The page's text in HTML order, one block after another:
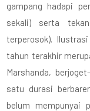
gampang hadapi
sekali) serta
terperosok).
tahun terakhir
Marshanda,
satu durasi
belum mempunyai